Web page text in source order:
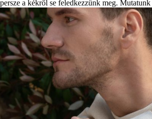
persze a kékről se feledkezzünk meg.